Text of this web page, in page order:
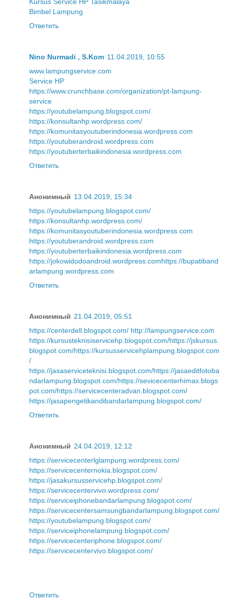
Kursus Service HP Tasikmalaya
Bimbel Lampung
Ответить
Nino Nurmadi , S.Kom 11.04.2019, 10:55
www.lampungservice.com
Service HP
https://www.crunchbase.com/organization/pt-lampung-
service
https://youtubelampung.blogspot.com/
https://konsultanhp.wordpress.com/
https://komunitasyoutuberindonesia.wordpress.com
https://youtuberandroid.wordpress.com
https://youtuberterbaikindonesia.wordpress.com
Ответить
Анонимный 13.04.2019, 15:34
https://youtubelampung.blogspot.com/
https://konsultanhp.wordpress.com/
https://komunitasyoutuberindonesia.wordpress.com
https://youtuberandroid.wordpress.com
https://youtuberterbaikindonesia.wordpress.com
https://jokowidodoandroid.wordpress.comhttps://bupatiband
arlampung.wordpress.com
Ответить
Анонимный 21.04.2019, 05:51
https://centerdell.blogspot.com/ http://lampungservice.com
https://kursusteknisiservicehp.blogspot.com/https://jskursus.
blogspot.com/https://kursusservicehplampung.blogspot.com
/
https://jasaserviceteknisi.blogspot.com/https://jasaeditfotoba
ndarlampung.blogspot.com/https://sevicecenterhimax.blogs
pot.com/https://servicecenteradvan.blogspot.com/
https://jasapengetikandibandarlampung.blogspot.com/
Ответить
Анонимный 24.04.2019, 12:12
https://servicecenterlglampung.wordpress.com/
https://servicecenternokia.blogspot.com/
https://jasakursusservicehp.blogspot.com/
https://servicecentervivo.wordpress.com/
https://serviceiphonebandarlampung.blogspot.com/
https://servicecentersamsungbandarlampung.blogspot.com/
https://youtubelampung.blogspot.com/
https://serviceiphonelampung.blogspot.com/
https://servicecenteriphone.blogspot.com/
https://servicecentervivo.blogspot.com/
Ответить